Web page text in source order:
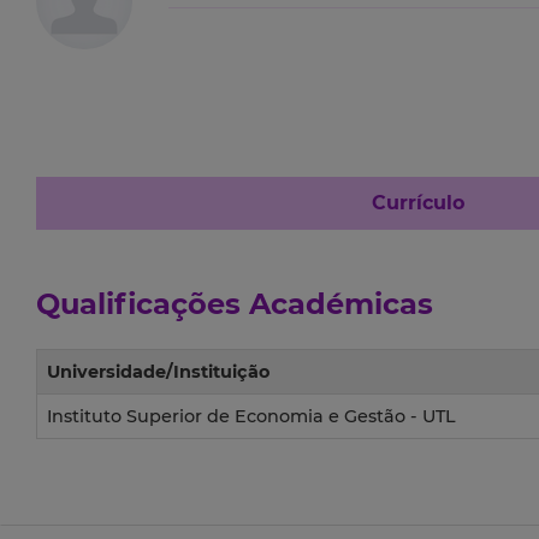
Currículo
Qualificações Académicas
Universidade/Instituição
Instituto Superior de Economia e Gestão - UTL